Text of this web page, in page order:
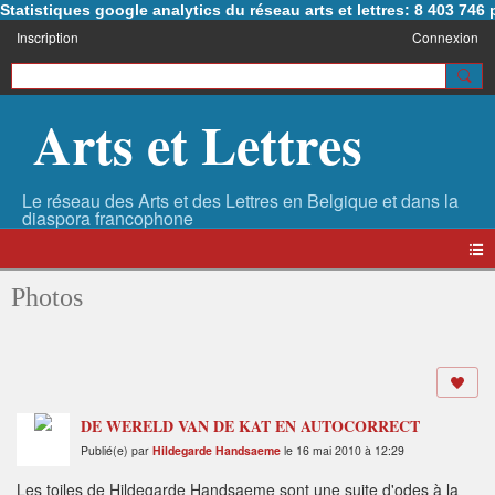
Statistiques google analytics du réseau arts et lettres: 8 403 746
Inscription Connexion
Arts et Lettres
Photos
DE WERELD VAN DE KAT EN AUTOCORRECT
Publié(e) par Hildegarde Handsaeme le 16 mai 2010 à 12:29
Les toiles de Hildegarde Handsaeme sont une suite d'odes à la